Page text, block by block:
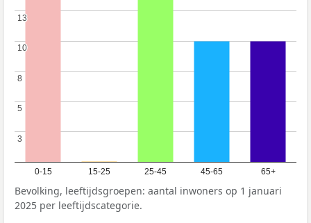
0-15 15-25 25-45 45-65 65+
3
3
5
5
8
8
10
10
13
13
Bevolking, leeftijdsgroepen: aantal inwoners op 1 januari
2025 per leeftijdscategorie.